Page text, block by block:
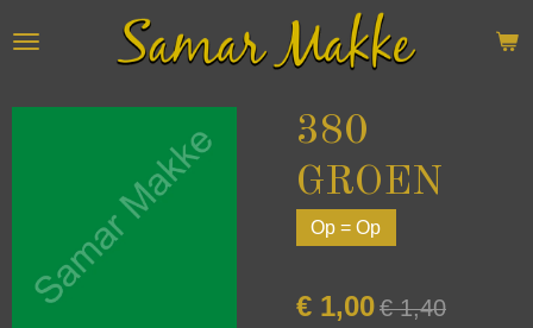
direct
de
380
GROEN
Op = Op
€ 1,00€ 1,40